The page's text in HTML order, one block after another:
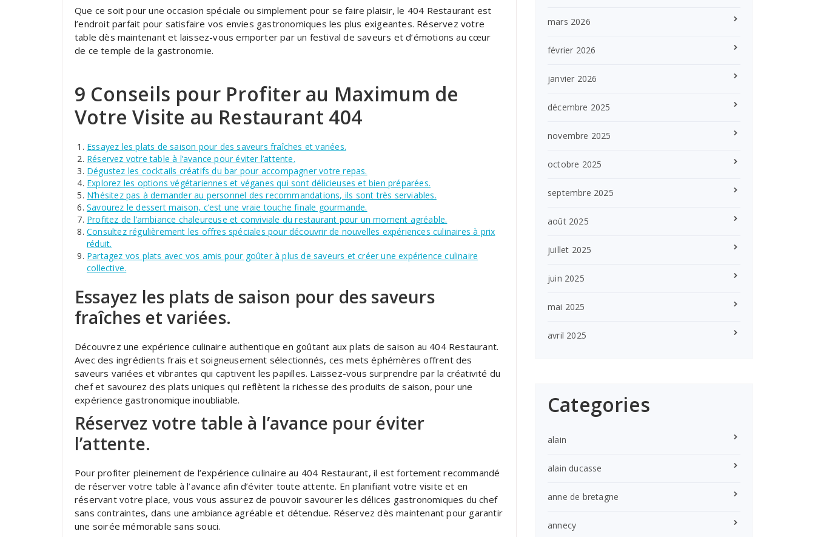
Que ce soit pour une occasion spéciale ou simplement pour se faire plaisir, le 404 Restaurant est
l’endroit parfait pour satisfaire vos envies gastronomiques les plus exigeantes. Réservez votre
table dès maintenant et laissez-vous emporter par un festival de saveurs et d’émotions au cœur
de ce temple de la gastronomie.
9 Conseils pour Profiter au Maximum de
Votre Visite au Restaurant 404
Essayez les plats de saison pour des saveurs fraîches et variées.
Réservez votre table à l’avance pour éviter l’attente.
Dégustez les cocktails créatifs du bar pour accompagner votre repas.
Explorez les options végétariennes et véganes qui sont délicieuses et bien préparées.
N’hésitez pas à demander au personnel des recommandations, ils sont très serviables.
Savourez le dessert maison, c’est une vraie touche finale gourmande.
Profitez de l’ambiance chaleureuse et conviviale du restaurant pour un moment agréable.
Consultez régulièrement les offres spéciales pour découvrir de nouvelles expériences culinaires à prix
réduit.
Partagez vos plats avec vos amis pour goûter à plus de saveurs et créer une expérience culinaire
collective.
Essayez les plats de saison pour des saveurs
fraîches et variées.
Découvrez une expérience culinaire authentique en goûtant aux plats de saison au 404 Restaurant.
Avec des ingrédients frais et soigneusement sélectionnés, ces mets éphémères offrent des
saveurs variées et vibrantes qui captivent les papilles. Laissez-vous surprendre par la créativité du
chef et savourez des plats uniques qui reflètent la richesse des produits de saison, pour une
expérience gastronomique inoubliable.
Réservez votre table à l’avance pour éviter
l’attente.
Pour profiter pleinement de l’expérience culinaire au 404 Restaurant, il est fortement recommandé
de réserver votre table à l’avance afin d’éviter toute attente. En planifiant votre visite et en
réservant votre place, vous vous assurez de pouvoir savourer les délices gastronomiques du chef
sans contraintes, dans une ambiance agréable et détendue. Réservez dès maintenant pour garantir
une soirée mémorable sans souci.
mars 2026
février 2026
janvier 2026
décembre 2025
novembre 2025
octobre 2025
septembre 2025
août 2025
juillet 2025
juin 2025
mai 2025
avril 2025
Categories
alain
alain ducasse
anne de bretagne
annecy